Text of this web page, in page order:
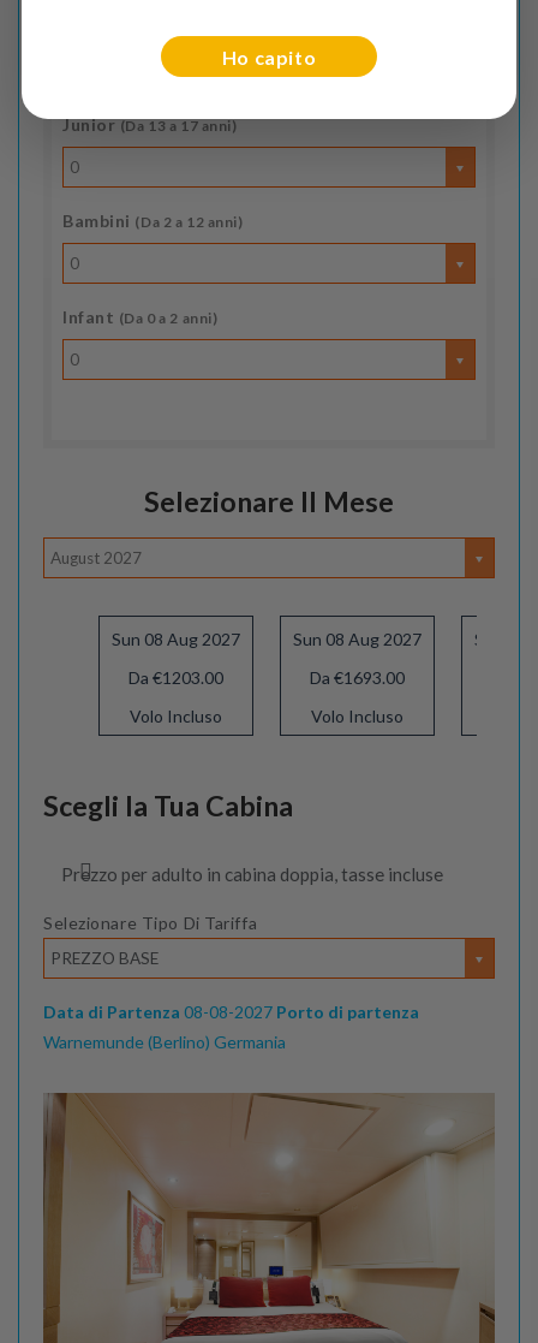
Junior(Da 13 a 17 anni)
0
Bambini (Da 2 a 12 anni)
0
Infant (Da 0 a 2 anni)
0
Selezionare Il Mese
August 2027
Sun 08 Aug 2027
Da €1203.00
Volo Incluso
Sun 08 Aug 2027
Da €1693.00
Volo Incluso
Sun 15
Scegli la Tua Cabina
Prezzo per adulto in cabina doppia, tasse incluse
Selezionare Tipo Di Tariffa
PREZZO BASE
Data di Partenza 08-08-2027 Porto di partenza
Warnemunde (Berlino) Germania
Ho capito